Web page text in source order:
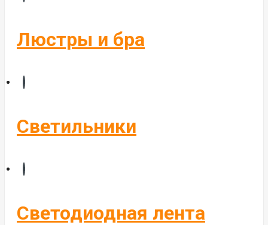
Управление светом
Люстры и бра
Светильники
Светодиодная лента